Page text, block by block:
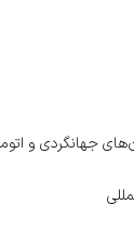
جهانگردی و